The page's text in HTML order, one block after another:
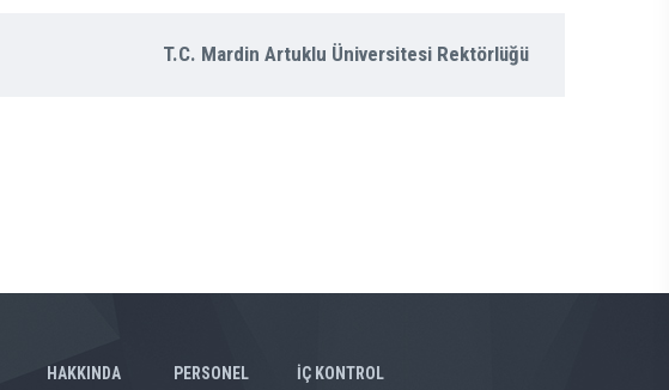
T.C. Mardin Artuklu Üniversitesi Rektörlüğü
HAKKINDA
PERSONEL
İÇ KONTROL